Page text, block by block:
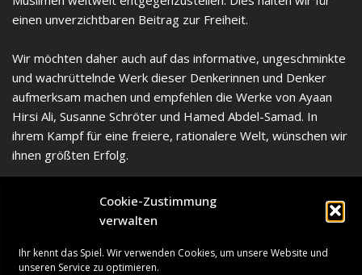
Cookie-Zustimmung
verwalten
Ihr kennt das Spiel. Wir verwenden Cookies, um unsere Website und
unseren Service zu optimieren.
einen unverzichtbaren Beitrag zur Freiheit.
Wir möchten daher auch auf das informative, ungeschminkte
und wachrüttelnde Werk dieser Denkerinnen und Denker
aufmerksam machen und empfehlen die Werke von Ayaan
Hirsi Ali, Susanne Schröter und Hamed Abdel-Samad. In
ihrem Kampf für eine freiere, rationalere Welt, wünschen wir
ihnen größten Erfolg.